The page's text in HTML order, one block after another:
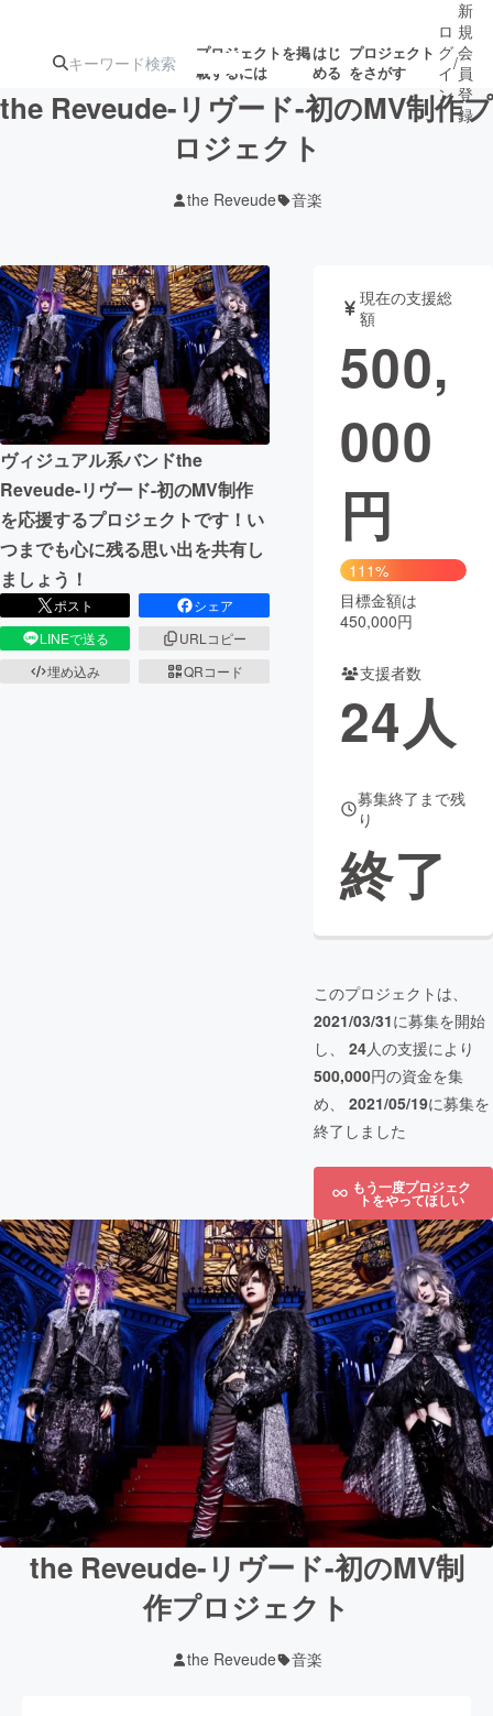
プロジェクトを掲
載するには
はじ
める
プロジェクト
をさがす
ジェクト
募集終了が近いプ
ロジェクト
アート・写真 音楽
テクノロジー・ガジェット ゲーム・サ
映像・映画
ビジネス・起業
まちづくり・地域活性化
CAMPFIRE for Social Good CAMPFIRE Creation
CAMPFIREふるさと納税
コミュニティ
ロ
グ
イ
ン
/
新
規
会
員
登
録
the Reveude-リヴード-初のMV制作プ
ロジェクト
the Reveude 音楽
ヴィジュアル系バンドthe
Reveude-リヴード-初のMV制作
を応援するプロジェクトです！い
つまでも心に残る思い出を共有し
ましょう！
ポスト
シェア
LINEで送る
URLコピー
埋め込み
QRコード
現在の支援総
額
500,
000
円
111%
目標金額は
450,000円
支援者数
24人
募集終了まで残
り
終了
このプロジェクトは、
2021/03/31に募集を開始
し、 24人の支援により
500,000円の資金を集
め、 2021/05/19に募集を
終了しました
もう一度プロジェク
トをやってほしい
the Reveude-リヴード-初のMV制
作プロジェクト
the Reveude 音楽